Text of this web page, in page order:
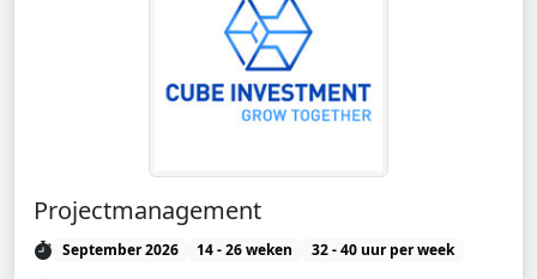
Projectmanagement
September 2026 14 - 26 weken
32 - 40 uur per week